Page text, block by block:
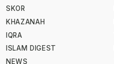
SKOR
KHAZANAH
IQRA
ISLAM DIGEST
NEWS